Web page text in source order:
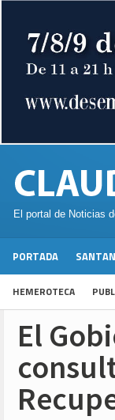
El portal de Noticias
PORTADA
HEMEROTECA
El